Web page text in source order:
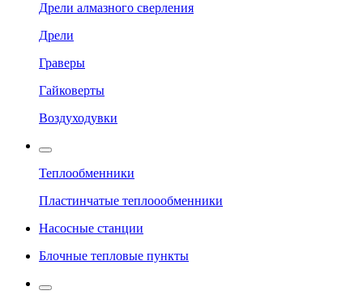
Дрели алмазного сверления
Дрели
Граверы
Гайковерты
Воздуходувки
Теплообменники
Пластинчатые теплоообменники
Насосные станции
Блочные тепловые пункты